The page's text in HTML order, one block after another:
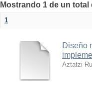
Mostrando 1 de un
1
Diseño
Aztatzi